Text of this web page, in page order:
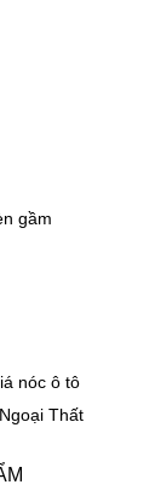
gầm
nóc ô tô
Thất